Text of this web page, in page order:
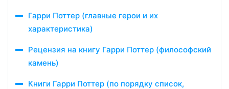
Гарри Поттер (главные герои и их
характеристика)
Рецензия на книгу Гарри Поттер (философский
камень)
Книги Гарри Поттер (по порядку список,